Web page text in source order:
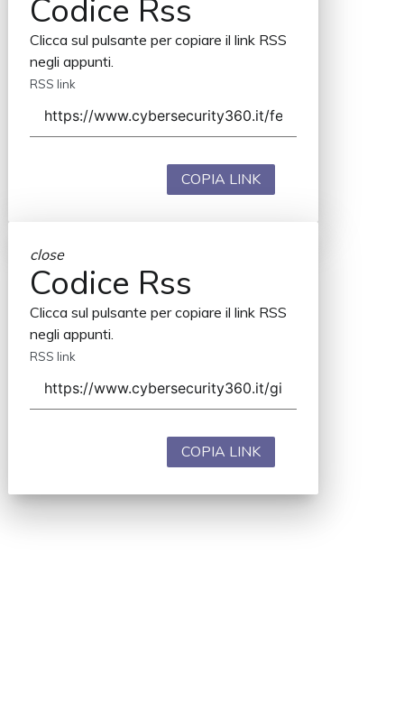
Codice Rss
Clicca sul pulsante per copiare il link RSS
negli appunti.
RSS link
COPIA LINK
close
Codice Rss
Clicca sul pulsante per copiare il link RSS
negli appunti.
RSS link
COPIA LINK